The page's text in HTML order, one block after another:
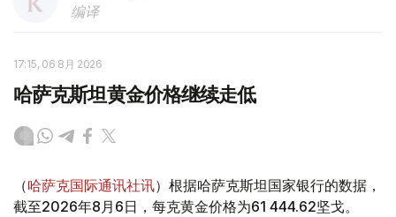
编译
17:15, 06 8月 2026
哈萨克斯坦黄金价格继续走低
（哈萨克国际通讯社讯）根据哈萨克斯坦国家银行的数据，
截至2026年8月6日，每克黄金价格为61 444.62坚戈。